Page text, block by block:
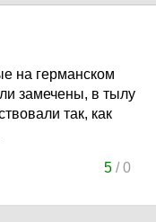
на германском
замечены, в тылу
так, как
5/0